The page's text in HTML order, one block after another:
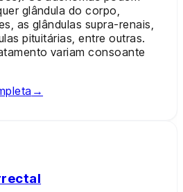
glândula do corpo,
as glândulas supra-renais,
pituitárias, entre outras.
variam consoante
→